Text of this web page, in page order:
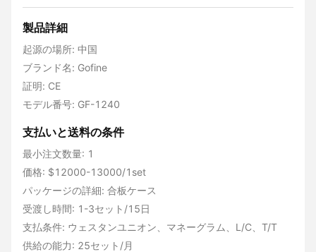
製品詳細
起源の場所: 中国
ブランド名: Gofine
証明: CE
モデル番号: GF-1240
支払いと送料の条件
最小注文数量: 1
価格: $12000-13000/1set
パッケージの詳細: 合板ケース
受渡し時間: 1-3セット/15日
支払条件: ウェスタンユニオン、マネーグラム、L/C、T/T
供給の能力: 25セット/月